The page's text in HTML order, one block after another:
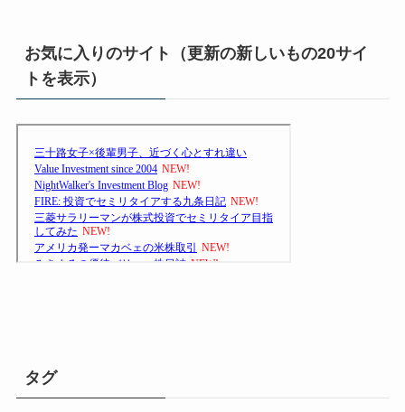
お気に入りのサイト（更新の新しいもの20サイ
トを表示）
タグ